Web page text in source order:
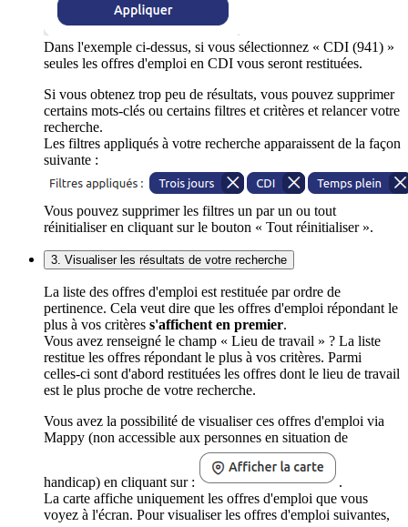
Dans l'exemple ci-dessus, si vous sélectionnez « CDI (941) »
seules les offres d'emploi en CDI vous seront restituées.
Si vous obtenez trop peu de résultats, vous pouvez supprimer
certains mots-clés ou certains filtres et critères et relancer votre
recherche.
Les filtres appliqués à votre recherche apparaissent de la façon
suivante :
Vous pouvez supprimer les filtres un par un ou tout
réinitialiser en cliquant sur le bouton « Tout réinitialiser ».
3. Visualiser les résultats de votre recherche
La liste des offres d'emploi est restituée par ordre de
pertinence. Cela veut dire que les offres d'emploi répondant le
plus à vos critères s'affichent en premier.
Vous avez renseigné le champ « Lieu de travail » ? La liste
restitue les offres répondant le plus à vos critères. Parmi
celles-ci sont d'abord restituées les offres dont le lieu de travail
est le plus proche de votre recherche.
Vous avez la possibilité de visualiser ces offres d'emploi via
Mappy (non accessible aux personnes en situation de
handicap) en cliquant sur :
.
La carte affiche uniquement les offres d'emploi que vous
voyez à l'écran. Pour visualiser les offres d'emploi suivantes,